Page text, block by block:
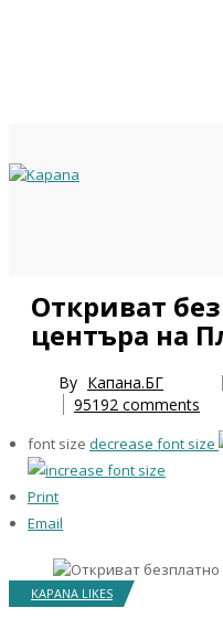
Откриват
центъра на
By Капана.БГ
95192 comments
font size decrease font size
Print
Email
KAPANA LIKES
Year
Month
Year
Month